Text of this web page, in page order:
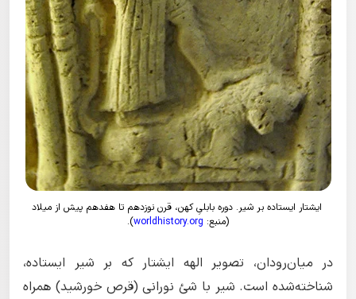
ایشتار ایستاده بر شیر. دوره بابلیِ کهن، قرن نوزدهم تا هفدهم پیش از میلاد
(منبع: worldhistory.org
).
در میان‌رودان، تصویر الهه ایشتار که بر شیر ایستاده،
شناخته‌شده است. شیر با شئ نورانی (قرص خورشید) همراه